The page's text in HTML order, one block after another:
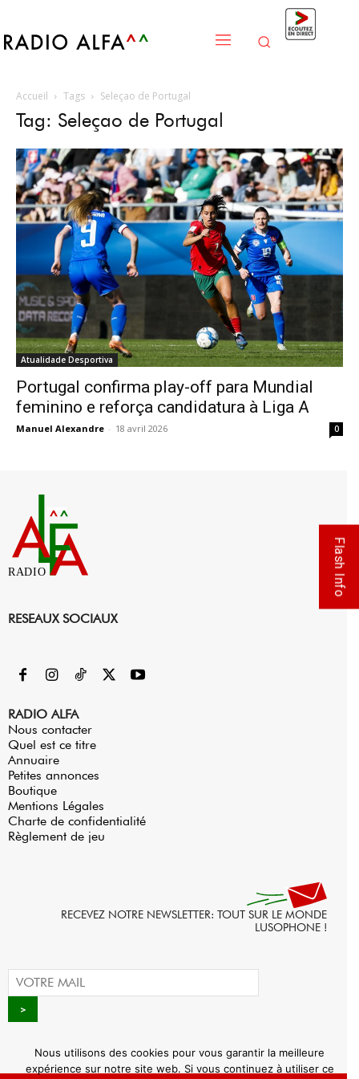
Accueil Tags Seleçao de Portugal
Tag: Seleçao de Portugal
Atualidade Desportiva
Portugal confirma play-off para Mundial
feminino e reforça candidatura à Liga A
Manuel Alexandre - 18 avril 2026 0
RADIO
RESEAUX SOCIAUX
RADIO ALFA
Nous contacter
Quel est ce titre
Annuaire
Petites annonces
Boutique
Mentions Légales
Charte de confidentialité
Règlement de jeu
RECEVEZ NOTRE NEWSLETTER: TOUT SUR LE MONDE
LUSOPHONE !
Flash Info
Nous utilisons des cookies pour vous garantir la meilleure
expérience sur notre site web. Si vous continuez à utiliser ce